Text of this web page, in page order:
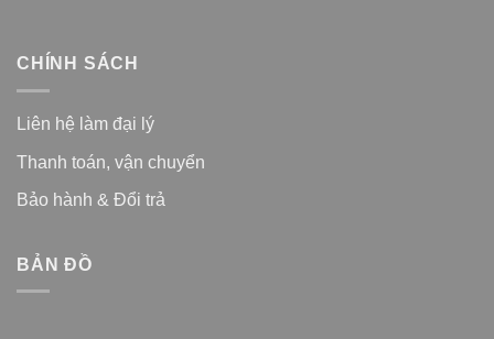
CHÍNH SÁCH
Liên hệ làm đại lý
Thanh toán, vận chuyển
Bảo hành & Đổi trả
BẢN ĐỒ